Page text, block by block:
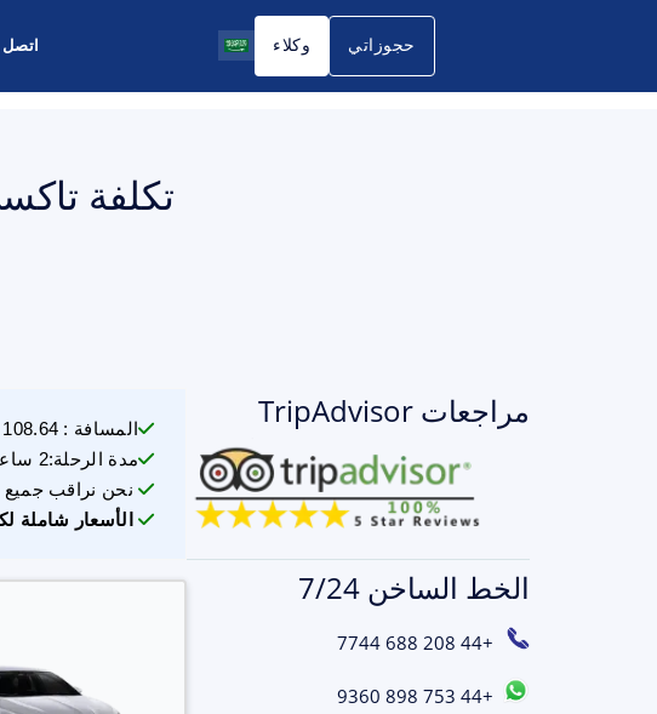
اتصل وكلاء حجوزاتي
مراجعات TripAdvisor
الخط الساخن 7/24
+44 208 688 7744
+44 753 898 9360
تكلفة تاكسي
المسافة :
108.64
مدة الرحلة:2 ساعة 25 mins
نحن نراقب جميع
الأسعار شاملة